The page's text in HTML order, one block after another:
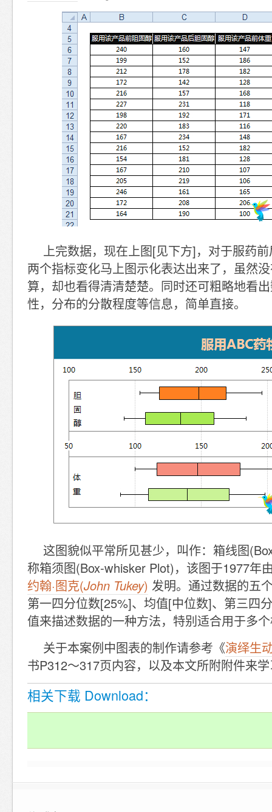
上完数据，现在上图[见下方]，对于服药
两个指标变化马上图示化表达出来了，虽然
算，却也看得清清楚楚。同时还可粗略地看
性，分布的分散程度等信息，简单直接。
这图貌似平常所见甚少，叫作：箱线图
称箱须图(Box-whisker Plot)，该图于1977年
约翰·图克(John Tukey) 发明。通过数据的五
第一四分位数[25%]、均值[中位数]、第三四
值来描述数据的一种方法，特别适合用于多
关于本案例中图表的制作请参考《演绎生
书P312～317页内容，以及本文所附附件来
相关下载 Download：